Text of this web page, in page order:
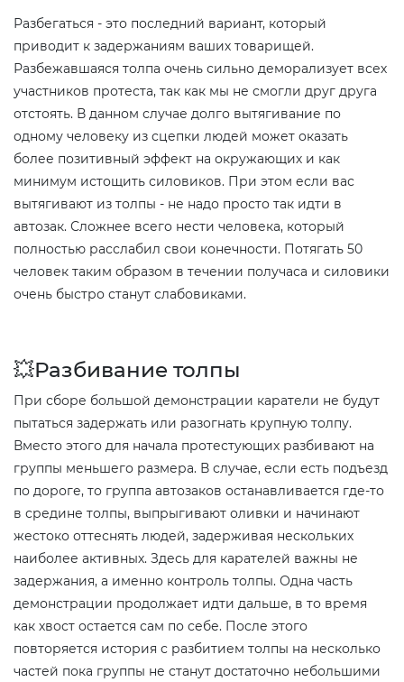
Разбегаться - это последний вариант, который
приводит к задержаниям ваших товарищей.
Разбежавшаяся толпа очень сильно деморализует всех
участников протеста, так как мы не смогли друг друга
отстоять. В данном случае долго вытягивание по
одному человеку из сцепки людей может оказать
более позитивный эффект на окружающих и как
минимум истощить силовиков. При этом если вас
вытягивают из толпы - не надо просто так идти в
автозак. Сложнее всего нести человека, который
полностью расслабил свои конечности. Потягать 50
человек таким образом в течении получаса и силовики
очень быстро станут слабовиками.
💥Разбивание толпы
При сборе большой демонстрации каратели не будут
пытаться задержать или разогнать крупную толпу.
Вместо этого для начала протестующих разбивают на
группы меньшего размера. В случае, если есть подъезд
по дороге, то группа автозаков останавливается где-то
в средине толпы, выпрыгивают оливки и начинают
жестоко оттеснять людей, задерживая нескольких
наиболее активных. Здесь для карателей важны не
задержания, а именно контроль толпы. Одна часть
демонстрации продолжает идти дальше, в то время
как хвост остается сам по себе. После этого
повторяется история с разбитием толпы на несколько
частей пока группы не станут достаточно небольшими